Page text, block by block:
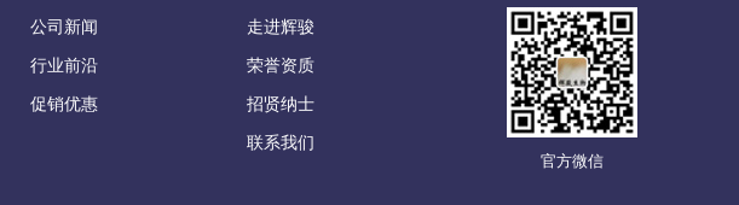
公司新闻
行业前沿
促销优惠
走进辉骏
荣誉资质
招贤纳士
联系我们
官方微信